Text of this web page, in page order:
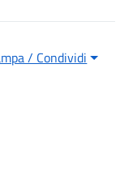
/ Condividi